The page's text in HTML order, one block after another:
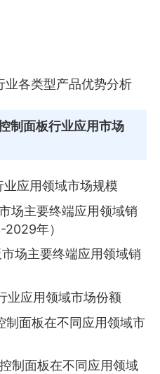
业各类型产品优势分析
制面板行业应用市场
应用领域市场规模
场主要终端应用领域销
年）
场主要终端应用领域销
业应用领域市场份额
制面板在不同应用领域市
制面板在不同应用领域